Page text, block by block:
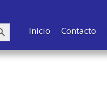
búsqueda
Inicio Contacto